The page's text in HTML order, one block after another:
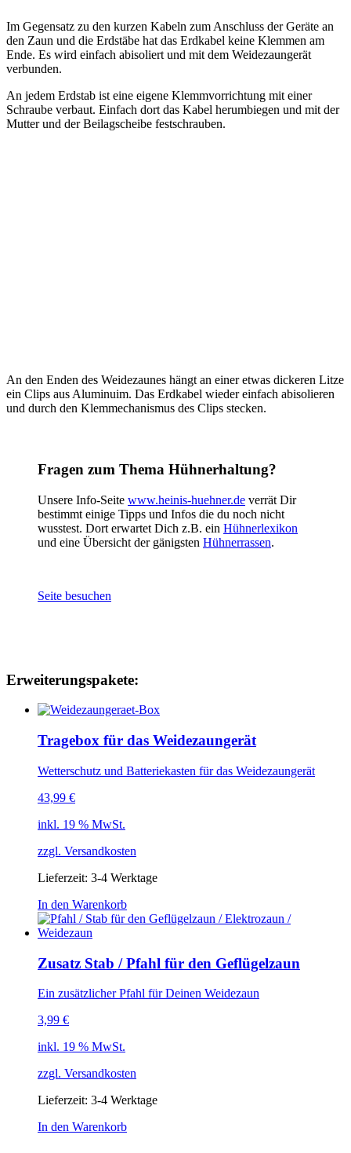
Im Gegensatz zu den kurzen Kabeln zum Anschluss der Geräte an
den Zaun und die Erdstäbe hat das Erdkabel keine Klemmen am
Ende. Es wird einfach abisoliert und mit dem Weidezaungerät
verbunden.
An jedem Erdstab ist eine eigene Klemmvorrichtung mit einer
Schraube verbaut. Einfach dort das Kabel herumbiegen und mit der
Mutter und der Beilagscheibe festschrauben.
An den Enden des Weidezaunes hängt an einer etwas dickeren Litze
ein Clips aus Aluminuim. Das Erdkabel wieder einfach abisolieren
und durch den Klemmechanismus des Clips stecken.
Fragen zum Thema Hühnerhaltung?
Unsere Info-Seite www.heinis-huehner.de verrät Dir
bestimmt einige Tipps und Infos die du noch nicht
wusstest. Dort erwartet Dich z.B. ein Hühnerlexikon
und eine Übersicht der gänigsten Hühnerrassen.
Seite besuchen
Erweiterungspakete:
Tragebox für das Weidezaungerät
Wetterschutz und Batteriekasten für das Weidezaungerät
43,99 €
inkl. 19 % MwSt.
zzgl. Versandkosten
Lieferzeit: 3-4 Werktage
In den Warenkorb
Zusatz Stab / Pfahl für den Geflügelzaun
Ein zusätzlicher Pfahl für Deinen Weidezaun
3,99 €
inkl. 19 % MwSt.
zzgl. Versandkosten
Lieferzeit: 3-4 Werktage
In den Warenkorb